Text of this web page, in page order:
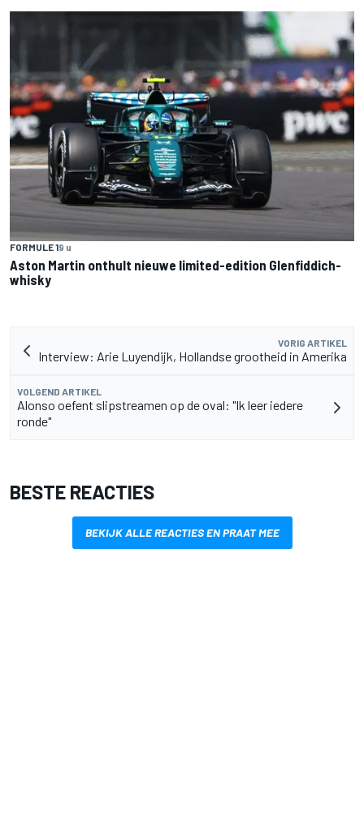
FORMULE 19 u
Aston Martin onthult nieuwe limited-edition Glenfiddich-
whisky
VORIG ARTIKEL
Interview: Arie Luyendijk, Hollandse grootheid in Amerika
VOLGEND ARTIKEL
Alonso oefent slipstreamen op de oval: "Ik leer iedere
ronde"
BESTE REACTIES
BEKIJK ALLE REACTIES EN PRAAT MEE